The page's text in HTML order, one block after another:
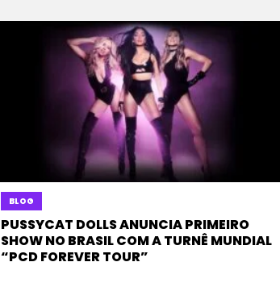
BLOG
PUSSYCAT DOLLS ANUNCIA PRIMEIRO
SHOW NO BRASIL COM A TURNÊ MUNDIAL
“PCD FOREVER TOUR”